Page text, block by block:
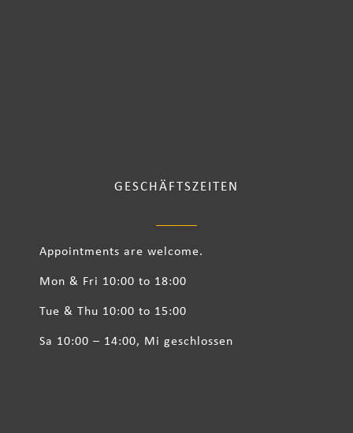
GESCHÄFTSZEITEN
Appointments are welcome.
Mon & Fri 10:00 to 18:00
Tue & Thu 10:00 to 15:00
Sa 10:00 – 14:00, Mi geschlossen